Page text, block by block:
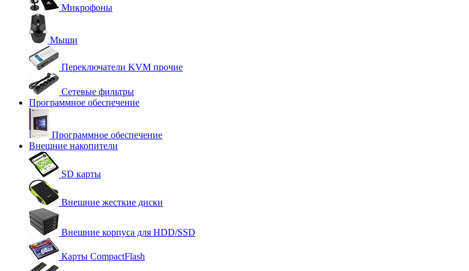
Микрофоны
Мыши
Переключатели KVM прочие
Сетевые фильтры
Программное обеспечение
Программное обеспечение
Внешние накопители
SD карты
Внешние жесткие диски
Внешние корпуса для HDD/SSD
Карты CompactFlash